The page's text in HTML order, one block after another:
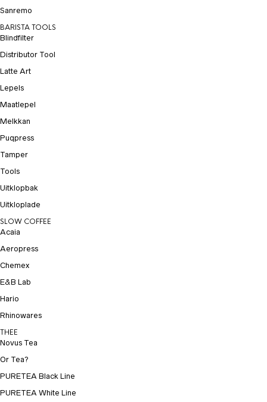
Sanremo
BARISTA TOOLS
Blindfilter
Distributor Tool
Latte Art
Lepels
Maatlepel
Melkkan
Puqpress
Tamper
Tools
Uitklopbak
Uitkloplade
SLOW COFFEE
Acaia
Aeropress
Chemex
E&B Lab
Hario
Rhinowares
THEE
Novus Tea
Or Tea?
PURETEA Black Line
PURETEA White Line